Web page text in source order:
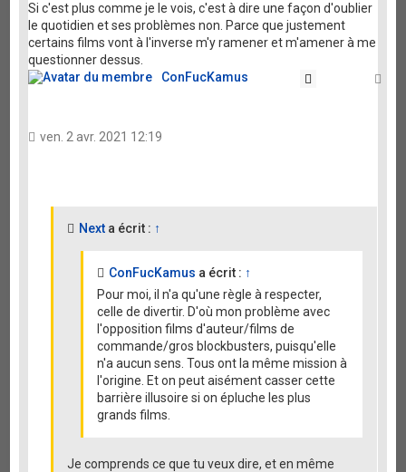
Si c'est plus comme je le vois, c'est à dire une façon d'oublier
le quotidien et ses problèmes non. Parce que justement
certains films vont à l'inverse m'y ramener et m'amener à me
questionner dessus.
ConFucKamus
ven. 2 avr. 2021 12:19
Next a écrit : ↑
ConFucKamus a écrit : ↑
Pour moi, il n'a qu'une règle à respecter,
celle de divertir. D'où mon problème avec
l'opposition films d'auteur/films de
commande/gros blockbusters, puisqu'elle
n'a aucun sens. Tous ont la même mission à
l'origine. Et on peut aisément casser cette
barrière illusoire si on épluche les plus
grands films.
Je comprends ce que tu veux dire, et en même